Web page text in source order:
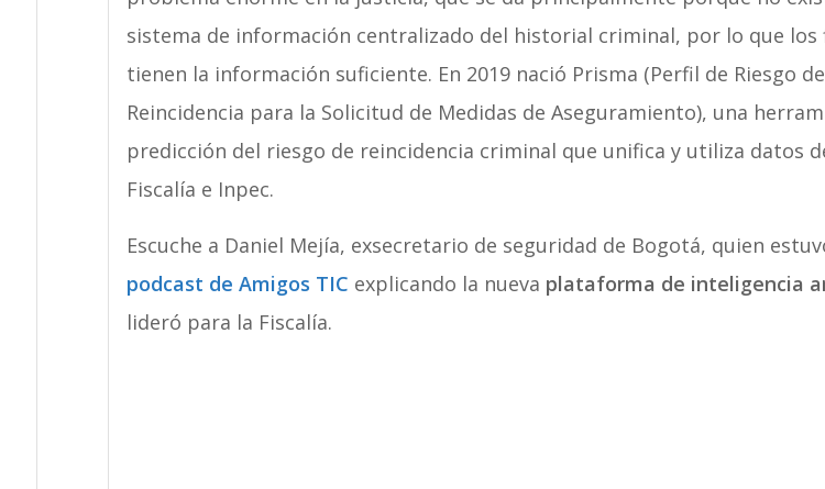
sistema de información centralizado del historial criminal, por lo que los
tienen la información suficiente. En 2019 nació Prisma (Perfil de Riesgo de
Reincidencia para la Solicitud de Medidas de Aseguramiento), una
predicción del riesgo de reincidencia criminal que unifica y utiliza datos
Fiscalía e Inpec.
Escuche a Daniel Mejía, exsecretario de seguridad de Bogotá, quien
podcast de Amigos TIC explicando la nueva plataforma de inteligencia
lideró para la Fiscalía.